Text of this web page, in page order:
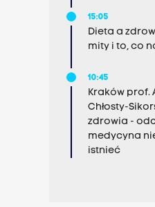
15:05
Dieta a
mity i to, co
10:45
Kraków prof.
Chłosty-
zdrowia -
medycyna
istnieć